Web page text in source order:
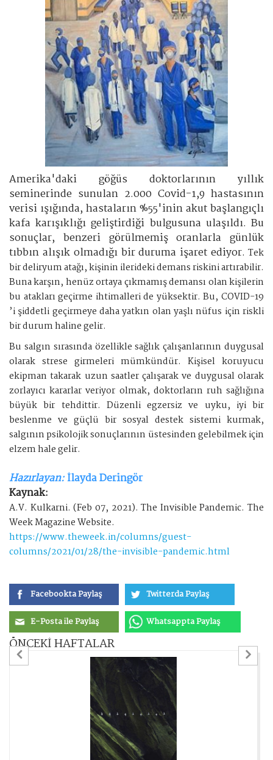
Amerika'daki göğüs doktorlarının yıllık
seminerinde sunulan 2.000 Covid-1,9 hastasının
verisi ışığında, hastaların %55'inin akut başlangıçlı
kafa karışıklığı geliştirdiği bulgusuna ulaşıldı. Bu
sonuçlar, benzeri görülmemiş oranlarla günlük
tıbbın alışık olmadığı bir duruma işaret ediyor. Tek
bir deliryum atağı, kişinin ilerideki demans riskini artırabilir.
Buna karşın, henüz ortaya çıkmamış demansı olan kişilerin
bu atakları geçirme ihtimalleri de yüksektir. Bu, COVID-19
’i şiddetli geçirmeye daha yatkın olan yaşlı nüfus için riskli
bir durum haline gelir.
Bu salgın sırasında özellikle sağlık çalışanlarının duygusal
olarak strese girmeleri mümkündür. Kişisel koruyucu
ekipman takarak uzun saatler çalışarak ve duygusal olarak
zorlayıcı kararlar veriyor olmak, doktorların ruh sağlığına
büyük bir tehdittir. Düzenli egzersiz ve uyku, iyi bir
beslenme ve güçlü bir sosyal destek sistemi kurmak,
salgının psikolojik sonuçlarının üstesinden gelebilmek için
elzem hale gelir.
Hazırlayan:İlayda Deringör
Kaynak:
A.V. Kulkarni. (Feb 07, 2021). The Invisible Pandemic. The
Week Magazine Website.
https://www.theweek.in/columns/guest-
columns/2021/01/28/the-invisible-pandemic.html
Facebookta Paylaş Twitterda Paylaş
E-Posta ile Paylaş Whatsappta Paylaş
ÖNCEKİ HAFTALAR
Previous